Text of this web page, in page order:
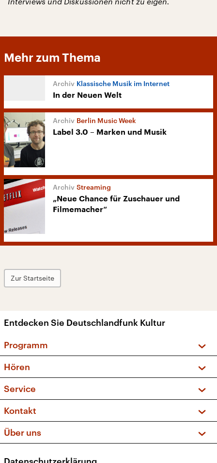
Mehr zum Thema
Klassische Musik im Internet
In der Neuen Welt
Berlin Music Week
Label 3.0 – Marken und Musik
Streaming
„Neue Chance für Zuschauer und
Filmemacher“
Zur Startseite
Entdecken Sie Deutschlandfunk Kultur
Programm
Sendungen und Podcasts
Musikliste
Kakadu – Das Kinderprogramm
Hören
Frequenzen (UKW + DAB+)
Service
FAQ
Apps
Newsletter
Kontakt
Social Media
Über uns